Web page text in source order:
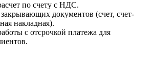
по счету с НДС.
документов (счет, счет-
накладная).
с отсрочкой платежа для